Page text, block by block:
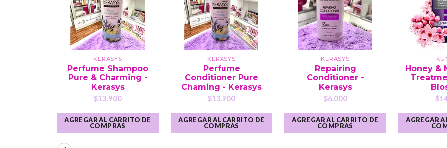
KERASYS
Perfume Shampoo
Pure & Charming -
Kerasys
$13.900
AGREGAR AL CARRITO DE
COMPRAS
KERASYS
Perfume
Conditioner Pure
Chaming - Kerasys
$13.900
AGREGAR AL CARRITO DE
COMPRAS
KERASYS
Repairing
Conditioner -
Kerasys
$6.000
AGREGAR AL CARRITO DE
COMPRAS
Honey &
AGREGAR